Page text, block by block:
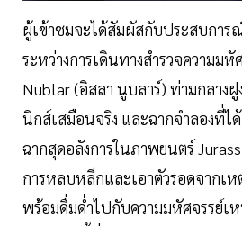
ผู้เข้าชมจะได้สัมผัสกับประสบกา
ระหว่างการเดินทางสำรวจความมหั
Nublar (อิสลา นูบลาร์) ท่ามกลาง
นิกส์เสมือนจริง และฉากจำลองที่ไ
ฉากสุดอลังการในภาพยนตร์
การหลบหลีกและเอาตัวรอดจากเ
พร้อมดื่มด่ำไปกับความมหัศจรรย์เ